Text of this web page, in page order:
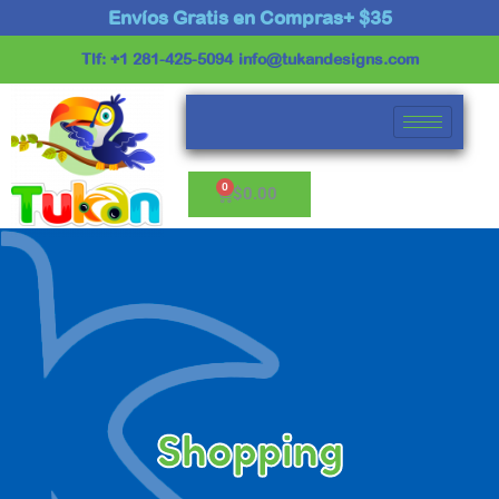
al
Envíos Gratis en Compras+ $35
Tlf: +1 281-425-5094 info@tukandesigns.com
$0.00
Cart
Shopping